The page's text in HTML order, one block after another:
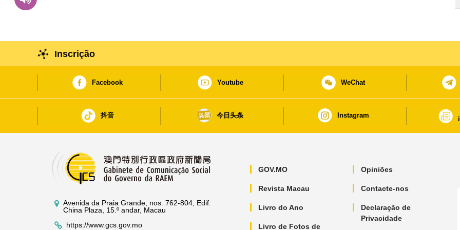
Inscrição
Facebook Youtube WeChat
抖音 今日头条 Instagram
Avenida da Praia Grande, nos. 762-804, Edif.
China Plaza, 15.º andar, Macau
https://www.gcs.gov.mo
GOV.MO
Revista Macau
Livro do Ano
Livro de Fotos de
Opiniões
Contacte-nos
Declaração de
Privacidade